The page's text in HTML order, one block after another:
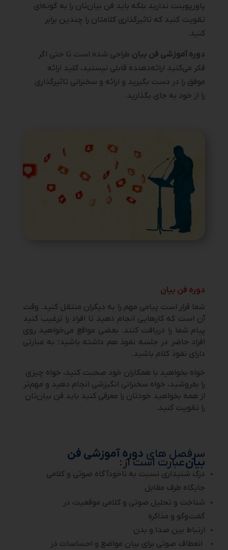
پاورپوینت ندارید بلکه باید فن بیان‌تان را به گونه‌ای
تقویت کنید که تاثیرگذاری کلامتان را چندین برابر
کنید.
دوره آموزشی فن بیان طراحی شده است تا حتی اگر
فکر می‌کنید ارائه‌دهنده قابلی نیستید، کلید ارائه
موفق را در دست بگیرید و ارائه و سخنرانی تاثیرگذاری
را از خود به جای بگذارید.
دوره فن بیان
شما قرار است پیامی مهم را به دیگران منتقل کنید. وقت
آن است که کارهایی انجام دهید تا افراد را ترغیب کنید
پیام شما را دریافت کنند. بعضی مواقع می‌خواهید روی
افراد حاضر در جلسه نفوذ هم داشته باشید؛ به عبارتی
دارای نفوذ کلام باشید.
خواه بخواهید با همکاران خود صحبت کنید، خواه چیزی
را بفروشید، خواه سخنرانی انگیزشی انجام دهید و مهم‌تر
از همه بخواهید خودتان را معرفی کنید باید فن بیان‌تان
را تقویت کنید.
سرفصل های دوره آموزشی فن
بیانعبارت است از:
درک شنیداری نسبت به ناخودآگاه صوتی و کلامی
جایگاه طرف مقابل
شناخت و تحلیل صوتی و کلامی موقعیت در
گفت‌وگو و مذاکره
ارتباط بین صدا و بدن
انعطاف صوتی برای بیان مواضع و احساسات در